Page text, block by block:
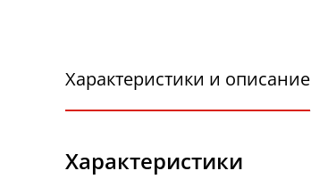
Характеристики и описание
Характеристики